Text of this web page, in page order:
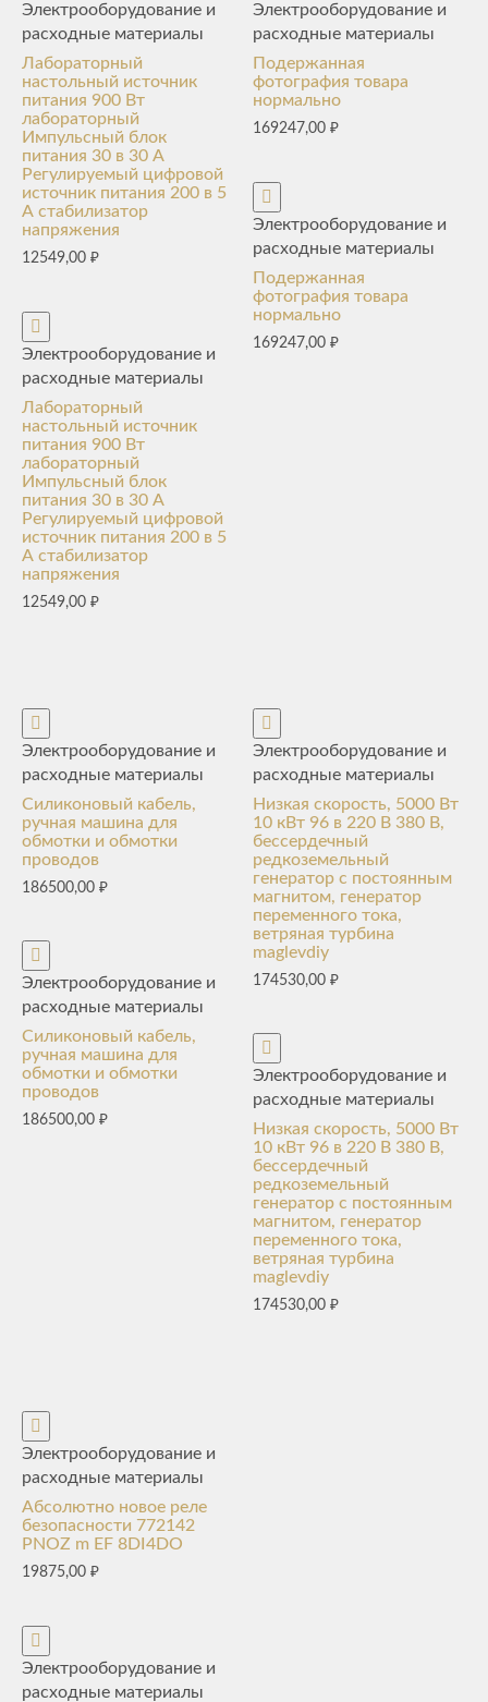
Электрооборудование и
расходные материалы
Лабораторный
настольный источник
питания 900 Вт
лабораторный
Импульсный блок
питания 30 в 30 А
Регулируемый цифровой
источник питания 200 в 5
А стабилизатор
напряжения
12549,00 ₽
Электрооборудование и
расходные материалы
Лабораторный
настольный источник
питания 900 Вт
лабораторный
Импульсный блок
питания 30 в 30 А
Регулируемый цифровой
источник питания 200 в 5
А стабилизатор
напряжения
12549,00 ₽
Электрооборудование и
расходные материалы
Подержанная
фотография товара
нормально
169247,00₽
Электрооборудование и
расходные материалы
Подержанная
фотография товара
нормально
169247,00₽
Электрооборудование и
расходные материалы
Силиконовый кабель,
ручная машина для
обмотки и обмотки
проводов
186500,00 ₽
Электрооборудование и
расходные материалы
Силиконовый кабель,
ручная машина для
обмотки и обмотки
проводов
186500,00 ₽
Электрооборудование и
расходные материалы
Низкая скорость, 5000 Вт
10 кВт 96 в 220 В 380 В,
бессердечный
редкоземельный
генератор с постоянным
магнитом, генератор
переменного тока,
ветряная турбина
maglevdiy
174530,00₽
Электрооборудование и
расходные материалы
Низкая скорость, 5000 Вт
10 кВт 96 в 220 В 380 В,
бессердечный
редкоземельный
генератор с постоянным
магнитом, генератор
переменного тока,
ветряная турбина
maglevdiy
174530,00₽
Электрооборудование и
расходные материалы
Абсолютно новое реле
безопасности 772142
PNOZ m EF 8DI4DO
19875,00 ₽
Электрооборудование и
расходные материалы